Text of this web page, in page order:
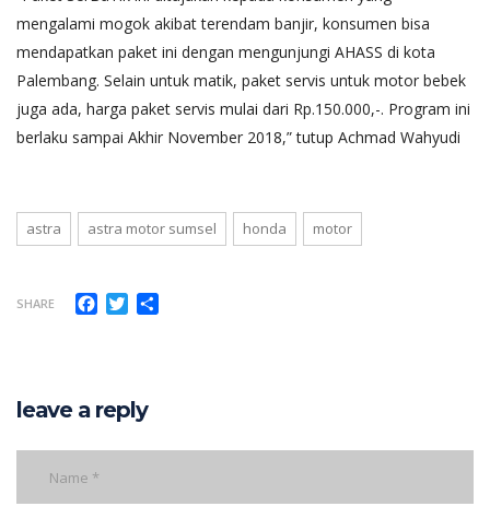
mengalami mogok akibat terendam banjir, konsumen bisa
mendapatkan paket ini dengan mengunjungi AHASS di kota
Palembang. Selain untuk matik, paket servis untuk motor bebek
juga ada, harga paket servis mulai dari Rp.150.000,-. Program ini
berlaku sampai Akhir November 2018,” tutup Achmad Wahyudi
astra astra motor sumsel honda motor
SHARE Facebook
Twitter
leave a reply